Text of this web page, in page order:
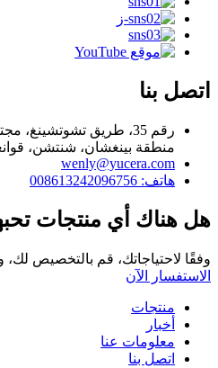
اتصل بنا
رقم 35، طريق
منطقة بينغشان، شنتشن،
wenly@yucera.com
هاتف: 008613242096756
هل هناك أي منتجات
وفقًا لاحتياجاتك، قم بالتخصيص لك،
الاستفسار الآن
منتجات
أخبار
معلومات عنا
اتصل بنا